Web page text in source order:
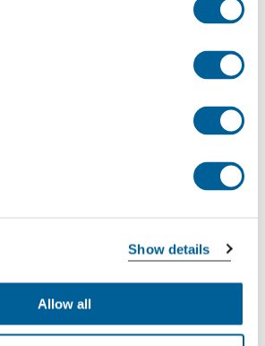
Show details
Allow all
analyse environ 13 millions de
les actualités et la météo. Sur
nous établissons une
vols annulés et des problèmes
Votre vol a-t-il été annulé ?
22:20 hour